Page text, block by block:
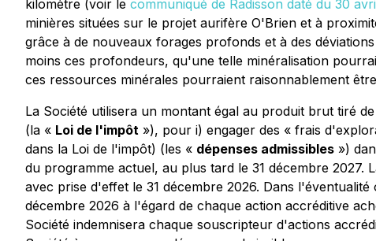
kilomètre (voir le communiqué de Radisson daté du 30
minières situées sur le projet aurifère O'Brien et à
grâce à de nouveaux forages profonds et à des
moins ces profondeurs, qu'une telle minéralisation
ces ressources minérales pourraient raisonnablement
La Société utilisera un montant égal au produit brut tiré
(la « Loi de l'impôt »), pour i) engager des « frais
dans la Loi de l'impôt) (les « dépenses admissibles »)
du programme actuel, au plus tard le 31 décembre 2027.
avec prise d'effet le 31 décembre 2026. Dans
décembre 2026 à l'égard de chaque action accréditive
Société indemnisera chaque souscripteur d'actions